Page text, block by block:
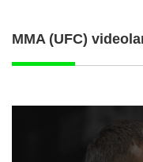
MMA (UFC)